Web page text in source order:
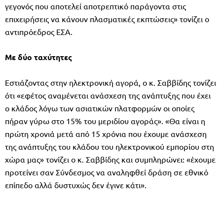
γεγονός που αποτελεί αποτρεπτικό παράγοντα στις
επιχειρήσεις να κάνουν πλασματικές εκπτώσεις» τονίζει ο
αντιπρόεδρος ΕΣΑ.
Με δύο ταχύτητες
Εστιάζοντας στην ηλεκτρονική αγορά, ο κ. Σαββίδης τονίζει
ότι «εφέτος αναμένεται ανάσχεση της ανάπτυξης που έχει
ο κλάδος λόγω των ασιατικών πλατφορμών οι οποίες
πήραν γύρω στο 15% του μεριδίου αγοράς». «Θα είναι η
πρώτη χρονιά μετά από 15 χρόνια που έχουμε ανάσχεση
της ανάπτυξης του κλάδου του ηλεκτρονικού εμπορίου στη
χώρα μας» τονίζει ο κ. Σαββίδης και συμπληρώνει: «έχουμε
προτείνει σαν Σύνδεσμος να αναληφθεί δράση σε εθνικό
επίπεδο αλλά δυστυχώς δεν έγινε κάτι».